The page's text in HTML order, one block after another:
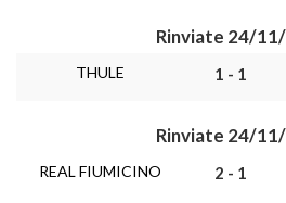
Rinviate 24/
THULE 1 - 1
Rinviate 24/
REAL FIUMICINO 2 - 1